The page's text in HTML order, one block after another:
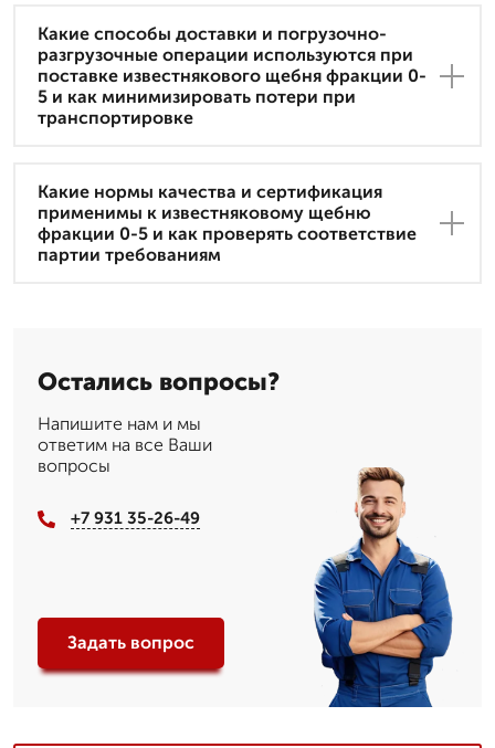
Какие способы доставки и погрузочно-
разгрузочные операции используются при
поставке известнякового щебня фракции 0-
5 и как минимизировать потери при
транспортировке
Какие нормы качества и сертификация
применимы к известняковому щебню
фракции 0-5 и как проверять соответствие
партии требованиям
Остались вопросы?
Напишите нам и мы
ответим на все Ваши
вопросы
+7 931 35-26-49
Задать вопрос